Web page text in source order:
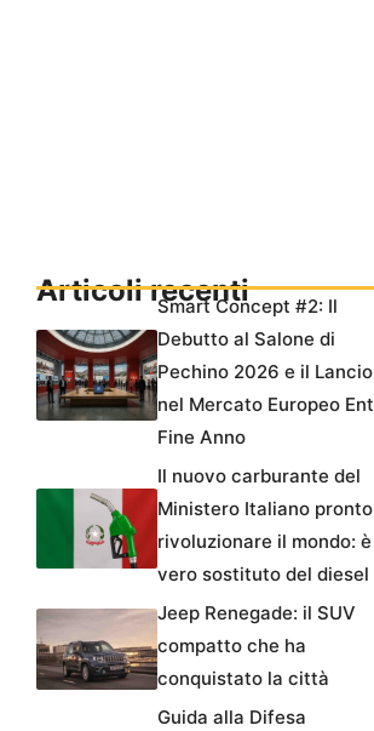
Articoli recentiSmart Concept #2: Il
Debutto al Salone di
Pechino 2026 e il Lancio
nel Mercato Europeo
Fine Anno
Il nuovo carburante del
Ministero Italiano
rivoluzionare il mondo:
vero sostituto del diesel
Jeep Renegade: il SUV
compatto che ha
conquistato la città
Guida alla Difesa